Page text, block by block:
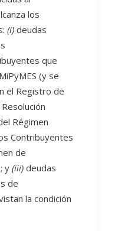
los
(i) deudas
que
(y se
el Registro de
Régimen
Contribuyentes
de
y (iii) deudas
de
la condición